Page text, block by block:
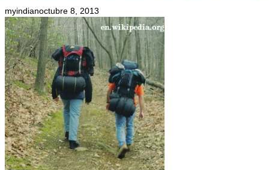
myindianoctubre 8, 2013